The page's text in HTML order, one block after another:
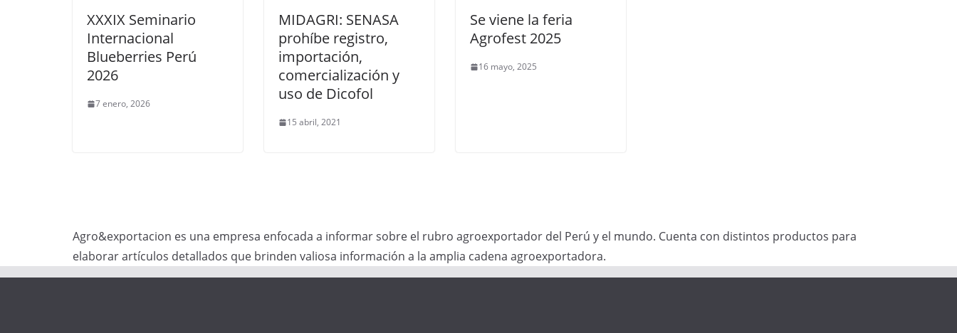
XXXIX Seminario
Internacional
Blueberries Perú
2026
7 enero, 2026
MIDAGRI: SENASA
prohíbe registro,
importación,
comercialización y
uso de Dicofol
15 abril, 2021
Se viene la feria
Agrofest 2025
16 mayo, 2025
Agro&exportacion es una empresa enfocada a informar sobre el rubro agroexportador del Perú y el mundo. Cuenta con distintos productos para
elaborar artículos detallados que brinden valiosa información a la amplia cadena agroexportadora.